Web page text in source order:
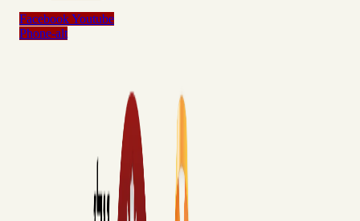
FacebookYoutube
Phone-alt